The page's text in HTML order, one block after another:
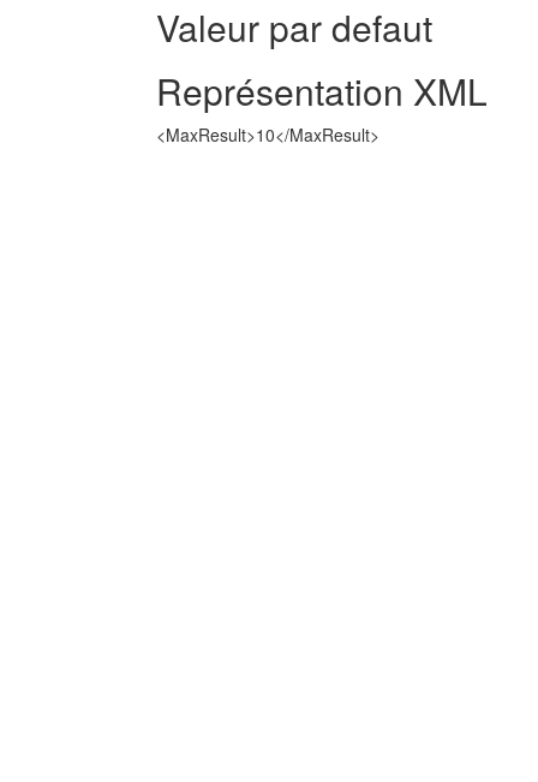
Valeur par defaut
Représentation XML
<MaxResult>10</MaxResult>